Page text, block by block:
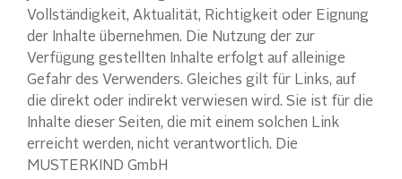
Vollständigkeit, Aktualität, Richtigkeit oder Eignung
der Inhalte übernehmen. Die Nutzung der zur
Verfügung gestellten Inhalte erfolgt auf alleinige
Gefahr des Verwenders. Gleiches gilt für Links, auf
die direkt oder indirekt verwiesen wird. Sie ist für die
Inhalte dieser Seiten, die mit einem solchen Link
erreicht werden, nicht verantwortlich. Die
MUSTERKIND GmbH